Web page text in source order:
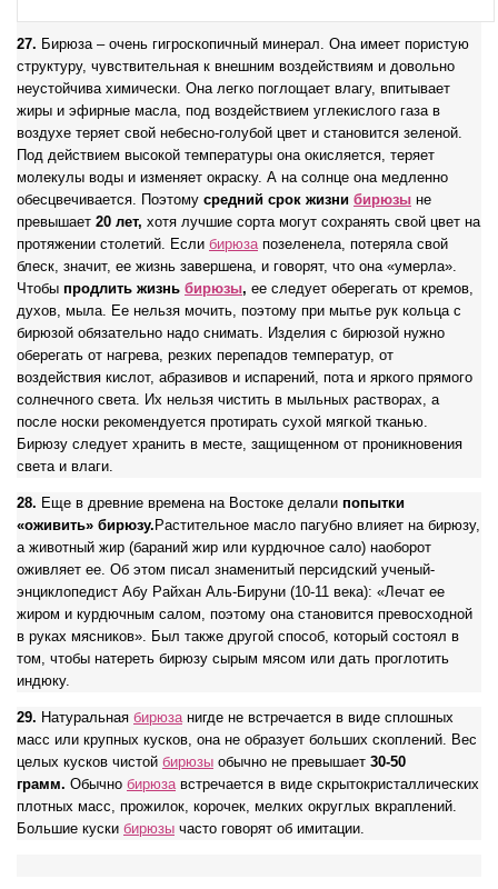
27. Бирюза – очень гигроскопичный минерал. Она имеет пористую
структуру, чувствительная к внешним воздействиям и довольно
неустойчива химически. Она легко поглощает влагу, впитывает
жиры и эфирные масла, под воздействием углекислого газа в
воздухе теряет свой небесно-голубой цвет и становится зеленой.
Под действием высокой температуры она окисляется, теряет
молекулы воды и изменяет окраску. А на солнце она медленно
обесцвечивается. Поэтому средний срок жизни бирюзы не
превышает 20 лет, хотя лучшие сорта могут сохранять свой цвет на
протяжении столетий. Если бирюза позеленела, потеряла свой
блеск, значит, ее жизнь завершена, и говорят, что она «умерла».
Чтобы продлить жизнь бирюзы, ее следует оберегать от кремов,
духов, мыла. Ее нельзя мочить, поэтому при мытье рук кольца с
бирюзой обязательно надо снимать. Изделия с бирюзой нужно
оберегать от нагрева, резких перепадов температур, от
воздействия кислот, абразивов и испарений, пота и яркого прямого
солнечного света. Их нельзя чистить в мыльных растворах, а
после носки рекомендуется протирать сухой мягкой тканью.
Бирюзу следует хранить в месте, защищенном от проникновения
света и влаги.
28. Еще в древние времена на Востоке делали попытки
«оживить» бирюзу. Растительное масло пагубно влияет на бирюзу,
а животный жир (бараний жир или курдючное сало) наоборот
оживляет ее. Об этом писал знаменитый персидский ученый-
энциклопедист Абу Райхан Аль-Бируни (10-11 века): «Лечат ее
жиром и курдючным салом, поэтому она становится превосходной
в руках мясников». Был также другой способ, который состоял в
том, чтобы натереть бирюзу сырым мясом или дать проглотить
индюку.
29. Натуральная бирюза нигде не встречается в виде сплошных
масс или крупных кусков, она не образует больших скоплений. Вес
целых кусков чистой бирюзы обычно не превышает 30-50
грамм. Обычно бирюза встречается в виде скрытокристаллических
плотных масс, прожилок, корочек, мелких округлых вкраплений.
Большие куски бирюзы часто говорят об имитации.